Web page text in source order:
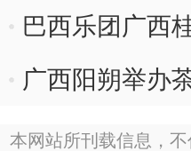
巴西乐团广西
广西阳朔举办
本网站所刊载信息，